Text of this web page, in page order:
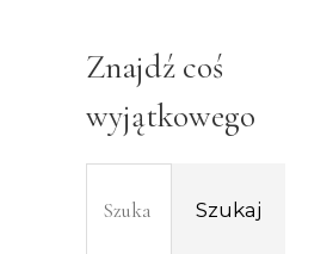
Znajdź coś
wyjątkowego
Szukaj